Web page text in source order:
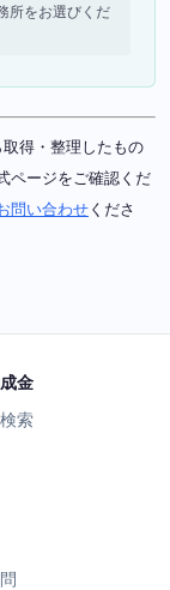
所をお選びくだ
得・整理したもの
ページをご確認くだ
問い合わせ くださ
金
索